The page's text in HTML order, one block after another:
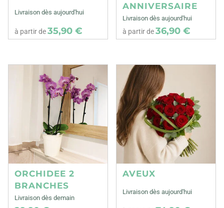
Livraison dès aujourd'hui
à partir de35,90 €
ANNIVERSAIRE
Livraison dès aujourd'hui
à partir de36,90 €
ORCHIDEE 2
BRANCHES
Livraison dès demain
AVEUX
Livraison dès aujourd'hui